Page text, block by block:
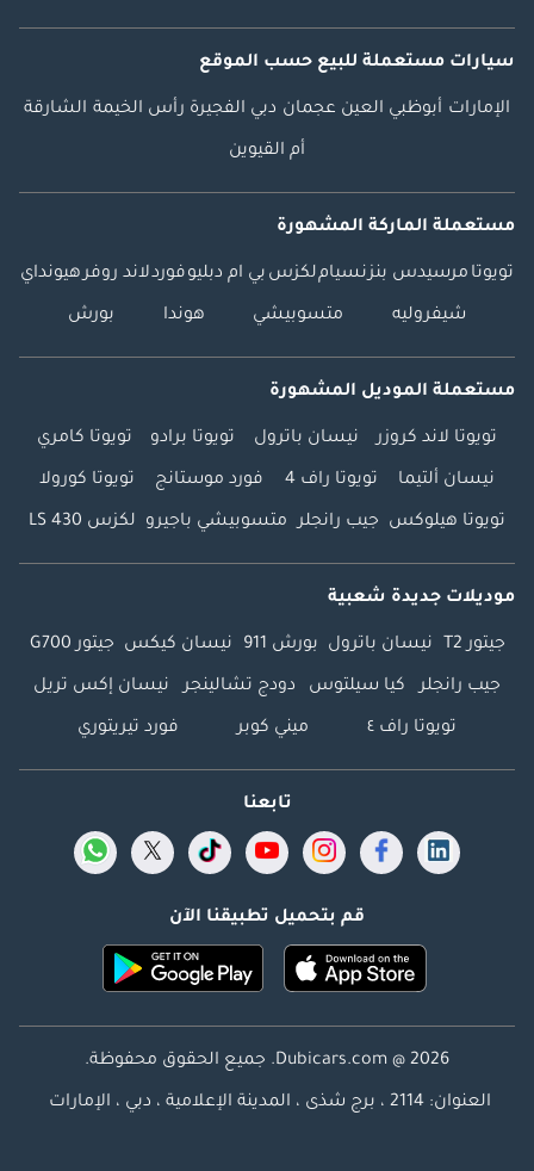
سيارات مستعملة للبيع حسب الموقع
الإمارات أبوظبي العين عجمان دبي الفجيرة رأس الخيمة الشارقة
أم القيوين
مستعملة الماركة المشهورة
تويوتا مرسيدس بنزنسياملكزس بي ام دبليوفوردلاند روفرهيونداي
شيفروليه متسوبيشي هوندا بورش
مستعملة الموديل المشهورة
تويوتا لاند كروزر نيسان باترول تويوتا برادو تويوتا كامري
نيسان ألتيما تويوتا راف 4 فورد موستانج تويوتا كورولا
تويوتا هيلوكس جيب رانجلر متسوبيشي باجيرو لكزس LS 430
موديلات جديدة شعبية
جيتور T2 نيسان باترول بورش 911 نيسان كيكس جيتور G700
جيب رانجلر كيا سيلتوس دودج تشالينجر نيسان إكس تريل
تويوتا راف ٤ ميني كوبر فورد تيريتوري
تابعنا
قم بتحميل تطبيقنا الآن
Dubicars.com @ 2026. جميع الحقوق محفوظة.
العنوان: 2114 ، برج شذى ، المدينة الإعلامية ، دبي ، الإمارات